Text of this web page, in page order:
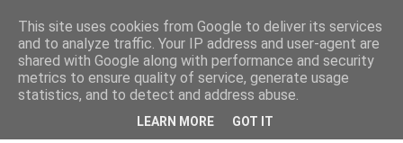
This site uses cookies from Google to deliver its services
and to analyze traffic. Your IP address and user-agent are
shared with Google along with performance and security
metrics to ensure quality of service, generate usage
statistics, and to detect and address abuse.
LEARN MORE GOT IT